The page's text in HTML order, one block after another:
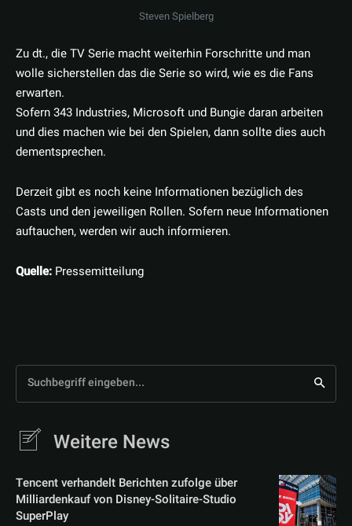
Steven Spielberg
Zu dt., die TV Serie macht weiterhin Forschritte und man
wolle sicherstellen das die Serie so wird, wie es die Fans
erwarten.
Sofern 343 Industries, Microsoft und Bungie daran arbeiten
und dies machen wie bei den Spielen, dann sollte dies auch
dementsprechen.
Derzeit gibt es noch keine Informationen bezüglich des
Casts und den jeweiligen Rollen. Sofern neue Informationen
auftauchen, werden wir auch informieren.
Quelle: Pressemitteilung
Suchbegriff eingeben...
Weitere News
Tencent verhandelt Berichten zufolge über
Milliardenkauf von Disney-Solitaire-Studio
SuperPlay